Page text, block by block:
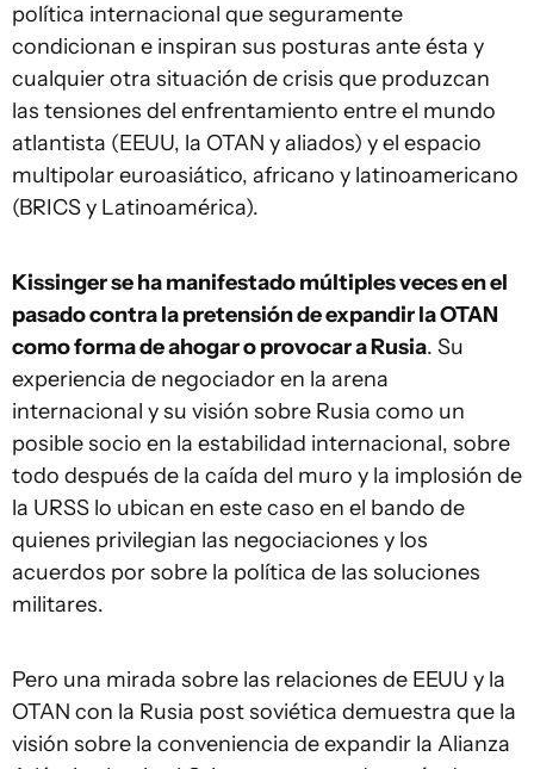
política internacional que seguramente
condicionan e inspiran sus posturas ante ésta y
cualquier otra situación de crisis que produzcan
las tensiones del enfrentamiento entre el mundo
atlantista (EEUU, la OTAN y aliados) y el espacio
multipolar euroasiático, africano y latinoamericano
(BRICS y Latinoamérica).
Kissinger se ha manifestado múltiples veces en el
pasado contra la pretensión de expandir la OTAN
como forma de ahogar o provocar a Rusia. Su
experiencia de negociador en la arena
internacional y su visión sobre Rusia como un
posible socio en la estabilidad internacional, sobre
todo después de la caída del muro y la implosión de
la URSS lo ubican en este caso en el bando de
quienes privilegian las negociaciones y los
acuerdos por sobre la política de las soluciones
militares.
Pero una mirada sobre las relaciones de EEUU y la
OTAN con la Rusia post soviética demuestra que la
visión sobre la conveniencia de expandir la Alianza